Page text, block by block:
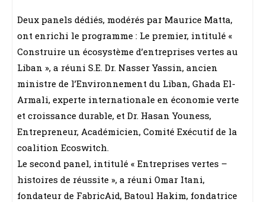
Deux panels dédiés, modérés par Maurice Matta,
ont enrichi le programme : Le premier, intitulé «
Construire un écosystème d’entreprises vertes au
Liban », a réuni S.E. Dr. Nasser Yassin, ancien
ministre de l’Environnement du Liban, Ghada El-
Armali, experte internationale en économie verte
et croissance durable, et Dr. Hasan Youness,
Entrepreneur, Académicien, Comité Exécutif de la
coalition Ecoswitch.
Le second panel, intitulé « Entreprises vertes –
histoires de réussite », a réuni Omar Itani,
fondateur de FabricAid, Batoul Hakim, fondatrice